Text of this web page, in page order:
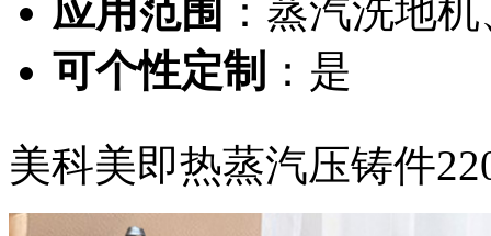
应用范围 ：蒸汽洗地
可个性定制
：是
美科美即热蒸汽压铸件